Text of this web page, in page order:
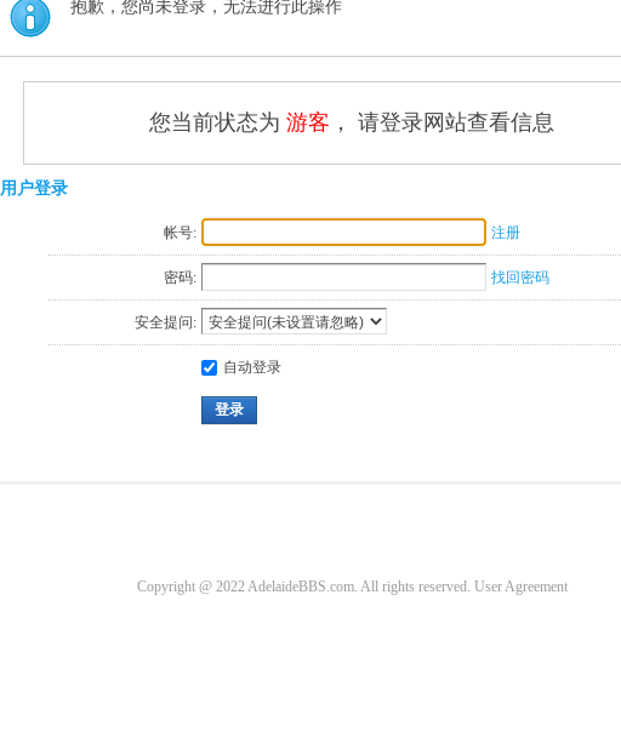
抱歉，您尚未登录，无法进行此操作
您当前状态为 游客 ， 请登录网站查看信息
用户登录
帐号: 注册
密码: 找回密码
安全提问:
自动登录
登录
Copyright @ 2022 AdelaideBBS.com. All rights reserved. User Agreement